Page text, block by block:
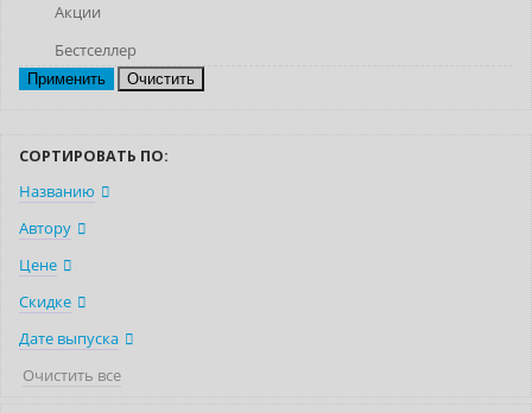
Акции
Бестселлер
Очистить
СОРТИРОВАТЬ ПО:
Названию
Автору
Цене
Скидке
Дате выпуска
Очистить все